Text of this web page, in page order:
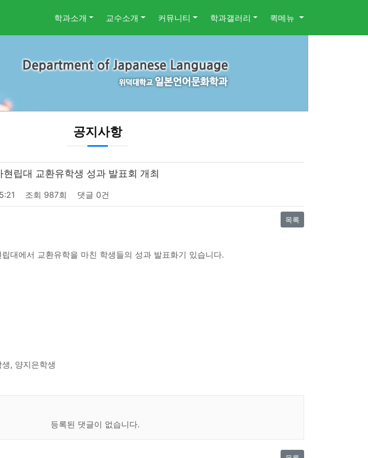
학과소개 교수소개 커뮤니티 학과갤러리 퀵메뉴
공지사항
립대 교환유학생 성과 발표회 개최
조회 987회 댓글 0건
목록
대에서 교환유학을 마친 학생들의 성과 발표화기 있습니다.
, 양지은학생
등록된 댓글이 없습니다.